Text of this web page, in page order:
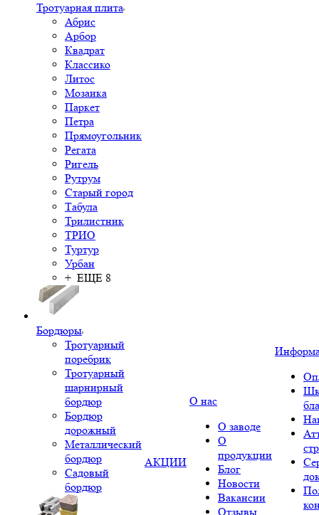
Тротуарная плита
Абрис
Арбор
Квадрат
Классико
Литос
Мозаика
Паркет
Петра
Прямоугольник
Регата
Ригель
Рутрум
Старый город
Табула
Трилистник
ТРИО
Туртур
Урбан
+ ЕЩЕ 8
Бордюры
Тротуарный
поребрик
Тротуарный
шарнирный
бордюр
Бордюр
дорожный
Металлический
бордюр
Садовый
бордюр
АКЦИИ
О нас
О заводе
О
продукции
Блог
Новости
Вакансии
Отзывы